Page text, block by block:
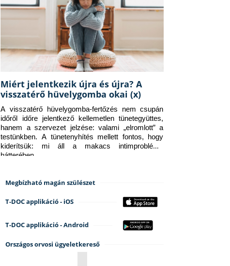
Miért jelentkezik újra és újra? A
visszatérő hüvelygomba okai (x)
A visszatérő hüvelygomba-fertőzés nem csupán
időről időre jelentkező kellemetlen tünetegyüttes,
hanem a szervezet jelzése: valami „elromlott” a
testünkben. A tünetenyhítés mellett fontos, hogy
kiderítsük: mi áll a makacs intimprobléma
hátterében.
Megbízható magán szülészet
T-DOC applikáció - iOS
T-DOC applikáció - Android
Országos orvosi ügyeletkereső